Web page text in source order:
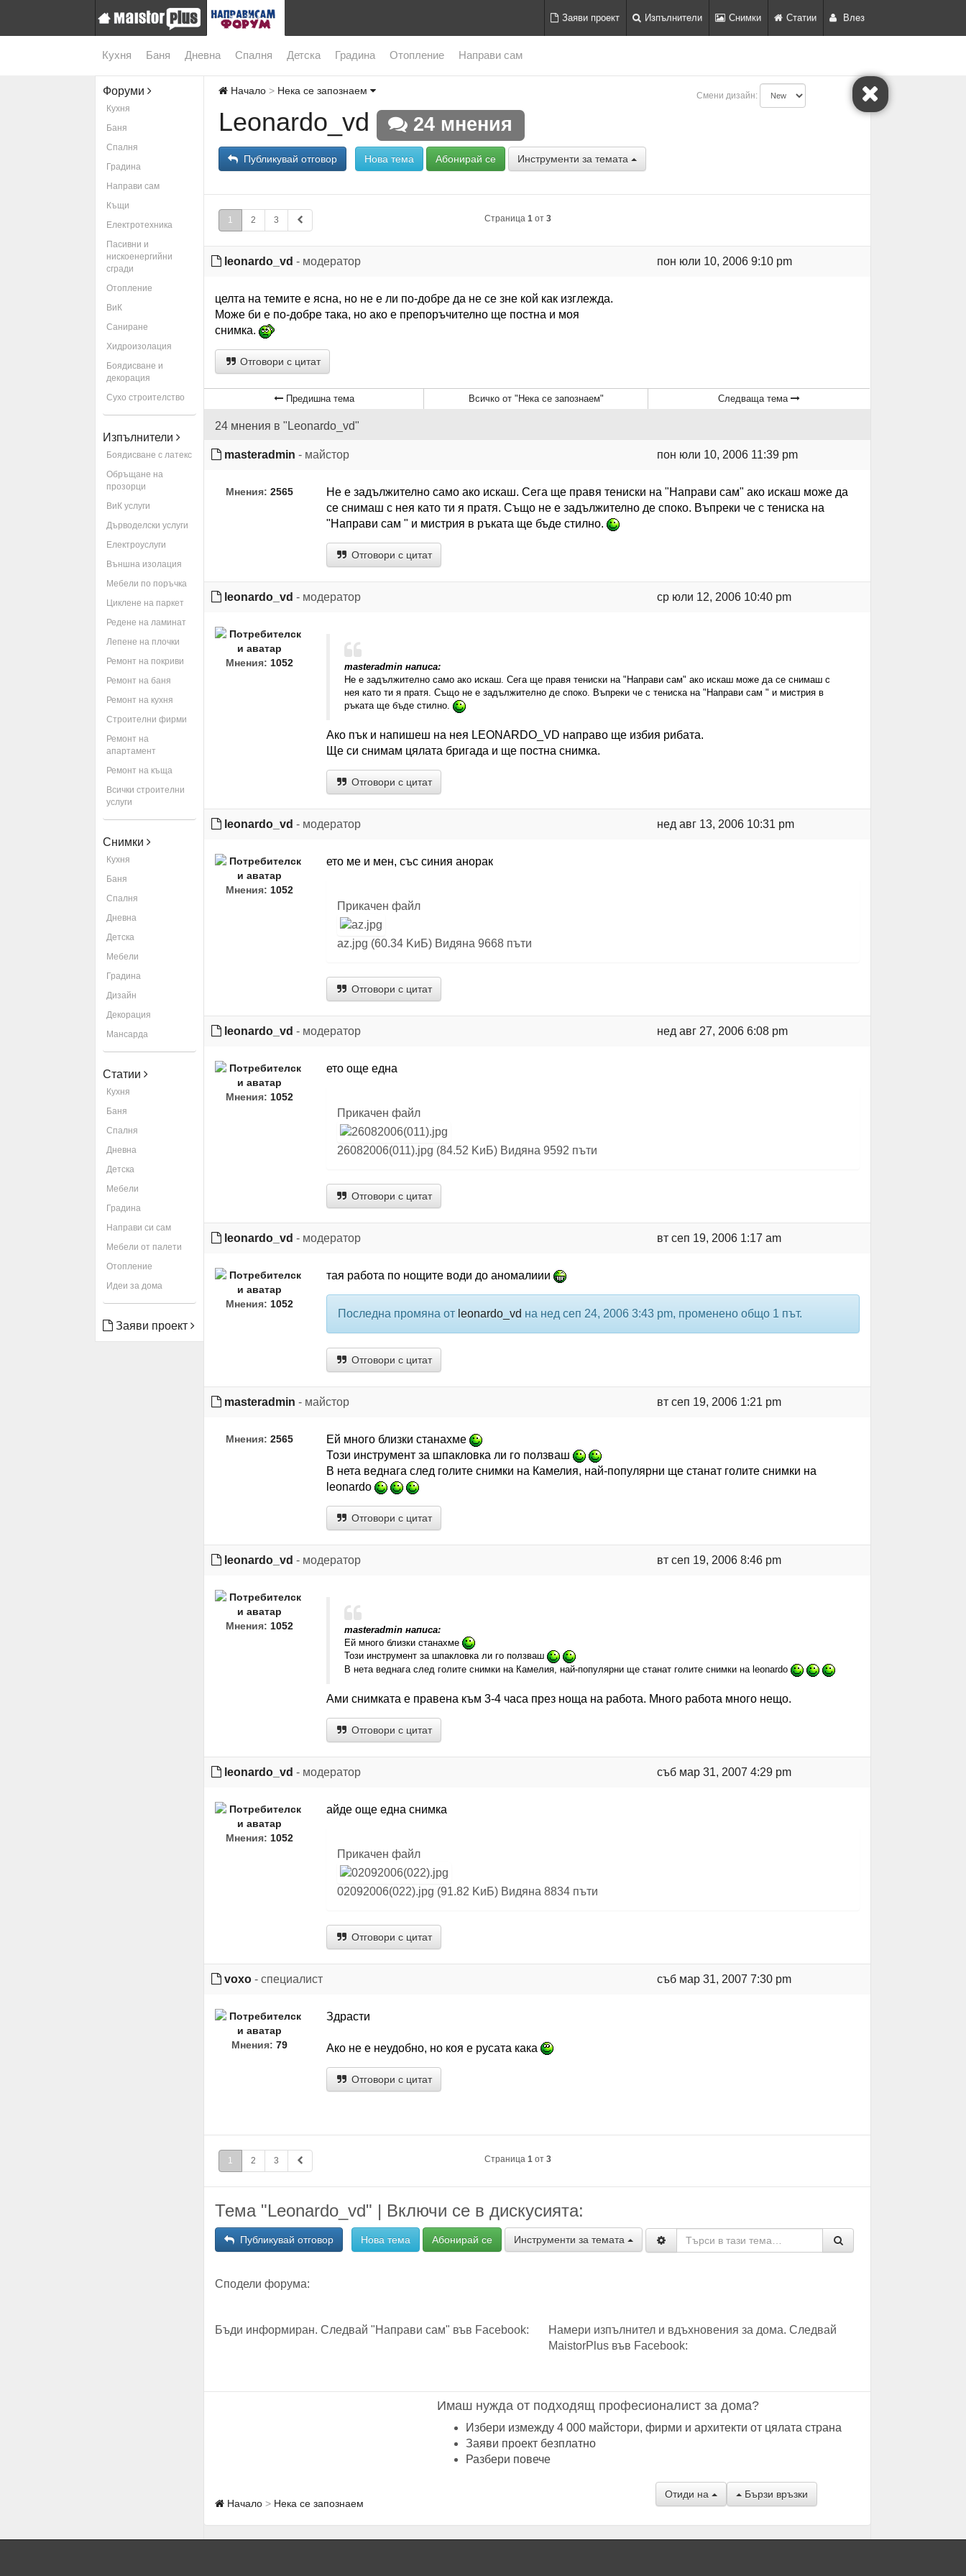
Заяви проект Изпълнители Снимки Статии Влез
Кухня Баня Дневна Спалня Детска Градина Отопление Направи сам
Форуми
Кухня
Баня
Спалня
Градина
Направи сам
Къщи
Електротехника
Пасивни и
нискоенергийни
сгради
Отопление
ВиК
Саниране
Хидроизолация
Боядисване и
декорация
Сухо строителство
Изпълнители
Боядисване с латекс
Обръщане на
прозорци
ВиК услуги
Дърводелски услуги
Електроуслуги
Външна изолация
Мебели по поръчка
Циклене на паркет
Редене на ламинат
Лепене на плочки
Ремонт на покриви
Ремонт на баня
Ремонт на кухня
Строителни фирми
Ремонт на
апартамент
Ремонт на къща
Всички строителни
услуги
Снимки
Кухня
Баня
Спалня
Дневна
Детска
Мебели
Градина
Дизайн
Декорация
Мансарда
Статии
Кухня
Баня
Спалня
Дневна
Детска
Мебели
Градина
Направи си сам
Мебели от палети
Отопление
Идеи за дома
Заяви проект
Начало Нека се запознаем Смени дизайн:
Leonardo_vd 24 мнения
Публикувай отговор Нова тема Абонирай се Инструменти за темата
1 2 3 Страница 1от 3
leonardo_vd - модератор пон юли 10, 2006 9:10 pm
целта на темите е ясна, но не е ли по-добре да не се зне кой как изглежда.
Може би е по-добре така, но ако е препоръчително ще постна и моя
снимка.
Отговори с цитат
Предишна тема Всичко от "Нека се запознаем" Следваща тема
24 мнения в "Leonardo_vd"
masteradmin - майстор пон юли 10, 2006 11:39 pm
Мнения: 2565
Не е задължително само ако искаш. Сега ще правя тениски на "Направи сам" ако искаш може да
се снимаш с нея като ти я пратя. Също не е задължително де споко. Въпреки че с тениска на
"Направи сам " и мистрия в ръката ще бъде стилно.
Отговори с цитат
leonardo_vd - модератор ср юли 12, 2006 10:40 pm
Мнения: 1052
masteradmin написа:
Не е задължително само ако искаш. Сега ще правя тениски на "Направи сам" ако искаш може да се снимаш с
нея като ти я пратя. Също не е задължително де споко. Въпреки че с тениска на "Направи сам " и мистрия в
ръката ще бъде стилно.
Ако пък и напишеш на нея LEONARDO_VD направо ще избия рибата.
Ще си снимам цялата бригада и ще постна снимка.
Отговори с цитат
leonardo_vd - модератор нед авг 13, 2006 10:31 pm
Мнения: 1052
ето ме и мен, със синия анорак
Прикачен файл
az.jpg (60.34 KиБ) Видяна 9668 пъти
Отговори с цитат
leonardo_vd - модератор нед авг 27, 2006 6:08 pm
Мнения: 1052
ето още една
Прикачен файл
26082006(011).jpg (84.52 KиБ) Видяна 9592 пъти
Отговори с цитат
leonardo_vd - модератор вт сеп 19, 2006 1:17 am
Мнения: 1052
тая работа по нощите води до аномалиии
Последна промяна от leonardo_vd на нед сеп 24, 2006 3:43 pm, променено общо 1 път.
Отговори с цитат
masteradmin - майстор вт сеп 19, 2006 1:21 pm
Мнения: 2565
Ей много близки станахме
Този инструмент за шпакловка ли го ползваш
В нета веднага след голите снимки на Камелия, най-популярни ще станат голите снимки на
leonardo
Отговори с цитат
leonardo_vd - модератор вт сеп 19, 2006 8:46 pm
Мнения: 1052
masteradmin написа:
Ей много близки станахме
Този инструмент за шпакловка ли го ползваш
В нета веднага след голите снимки на Камелия, най-популярни ще станат голите снимки на leonardo
Ами снимката е правена към 3-4 часа през ноща на работа. Много работа много нещо.
Отговори с цитат
leonardo_vd - модератор съб мар 31, 2007 4:29 pm
Мнения: 1052
айде още една снимка
Прикачен файл
02092006(022).jpg (91.82 KиБ) Видяна 8834 пъти
Отговори с цитат
voxo - специалист съб мар 31, 2007 7:30 pm
Мнения: 79
Здрасти
Ако не е неудобно, но коя е русата кака
Отговори с цитат
1 2 3 Страница 1 от 3
Тема "Leonardo_vd" | Включи се в дискусията:
Публикувай отговор Нова тема Абонирай се Инструменти за темата
Сподели форума:
Бъди информиран. Следвай "Направи сам" във Facebook:
Намери изпълнител и вдъхновения за дома. Следвай
MaistorPlus във Facebook:
Имаш нужда от подходящ професионалист за дома?
Избери измежду 4 000 майстори, фирми и архитекти от цялата страна
Заяви проект безплатно
Разбери повече
Начало Нека се запознаем
Отиди на Бързи връзки